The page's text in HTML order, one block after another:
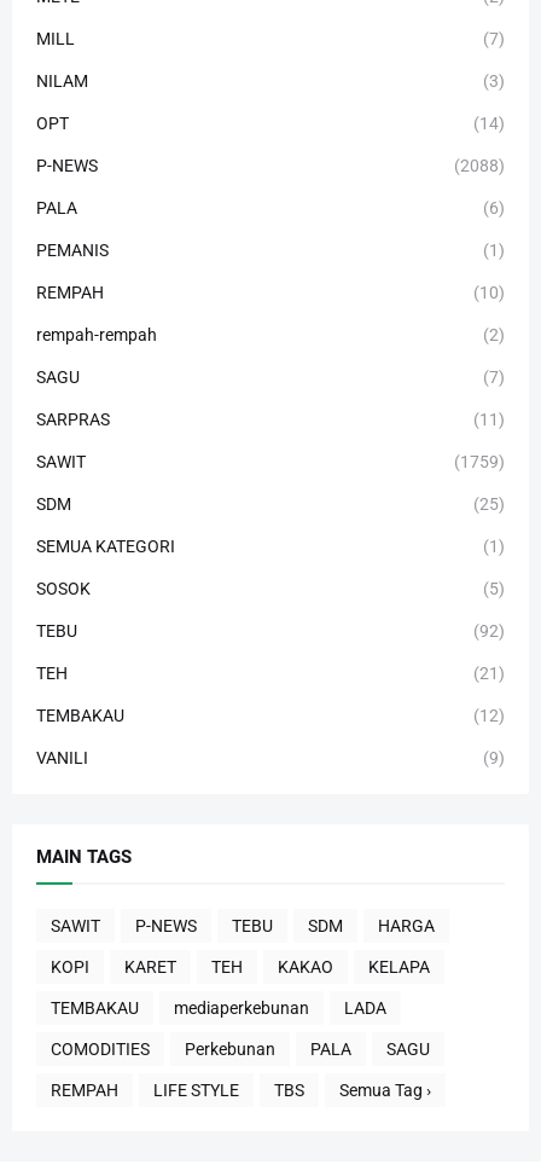
MILL (7)
NILAM (3)
OPT (14)
P-NEWS (2088)
PALA (6)
PEMANIS (1)
REMPAH (10)
rempah-rempah (2)
SAGU (7)
SARPRAS (11)
SAWIT (1759)
SDM (25)
SEMUA KATEGORI (1)
SOSOK (5)
TEBU (92)
TEH (21)
TEMBAKAU (12)
VANILI (9)
MAIN TAGS
SAWIT P-NEWS TEBU SDM HARGA
KOPI KARET TEH KAKAO KELAPA
TEMBAKAU mediaperkebunan LADA
COMODITIES Perkebunan PALA SAGU
REMPAH LIFE STYLE TBS Semua Tag ›